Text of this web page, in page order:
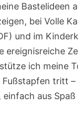
Bastelideen
bei Volle
und im
ereignisreiche
ich meine
Fußstapfen tritt –
einfach aus Spaß